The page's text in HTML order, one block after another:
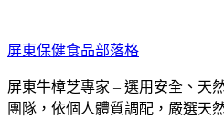
至
主
要
內
屏東保健食品部落格
屏東牛樟芝專家 – 選用安全、天
團隊，依個人體質調配，嚴選天